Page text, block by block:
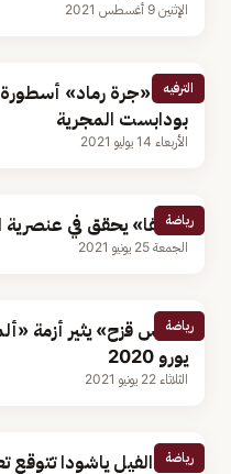
الإثنين 9 أغسطس 2021
الترفيه
دفن «جرة رماد» أسطورة
بودابست المجرية
الأربعاء 14 يوليو 2021
رياضة
«يويفا» يحقق في عنصرية
الجمعة 25 يونيو 2021
رياضة
«قوس قزح» يثير أزمة
يورو 2020
الثلاثاء 22 يونيو 2021
رياضة
أنثى الفيل ياشودا تتوقع